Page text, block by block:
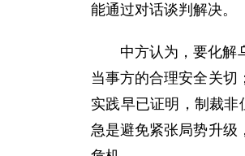
能通过对话谈判解决。
中方认为，要化解
当事方的合理安全关切
实践早已证明，制裁非
急是避免紧张局势升级